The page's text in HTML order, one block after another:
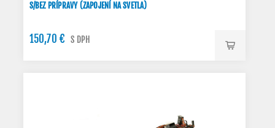
S/BEZ PRÍPRAVY (ZAPOJENÍ NA SVETLA)
150,70 € S DPH